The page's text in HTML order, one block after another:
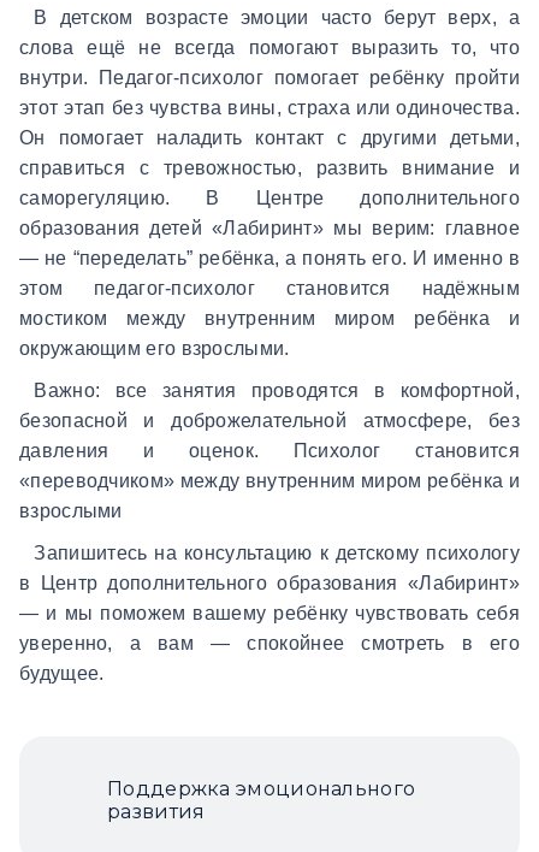
В детском возрасте эмоции часто берут верх, а
слова ещё не всегда помогают выразить то, что
внутри. Педагог-психолог помогает ребёнку пройти
этот этап без чувства вины, страха или одиночества.
Он помогает наладить контакт с другими детьми,
справиться с тревожностью, развить внимание и
саморегуляцию. В Центре дополнительного
образования детей «Лабиринт» мы верим: главное
— не “переделать” ребёнка, а понять его. И именно в
этом педагог-психолог становится надёжным
мостиком между внутренним миром ребёнка и
окружающим его взрослыми.
Важно: все занятия проводятся в комфортной,
безопасной и доброжелательной атмосфере, без
давления и оценок. Психолог становится
«переводчиком» между внутренним миром ребёнка и
взрослыми
Запишитесь на консультацию к детскому психологу
в Центр дополнительного образования «Лабиринт»
— и мы поможем вашему ребёнку чувствовать себя
уверенно, а вам — спокойнее смотреть в его
будущее.
Поддержка эмоционального
развития